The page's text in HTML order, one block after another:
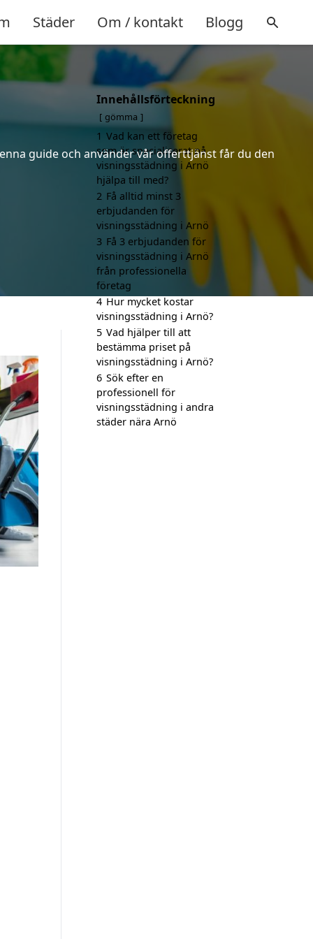
Städer Om / kontakt Blogg
guide och använder vår offerttjänst får du den
Innehållsförteckning
gömma
1 Vad kan ett företag
som är specialiserat på
visningsstädning i Arnö
hjälpa till med?
2 Få alltid minst 3
erbjudanden för
visningsstädning i Arnö
3 Få 3 erbjudanden för
visningsstädning i Arnö
från professionella
företag
4 Hur mycket kostar
visningsstädning i Arnö?
5 Vad hjälper till att
bestämma priset på
visningsstädning i Arnö?
6 Sök efter en
professionell för
visningsstädning i andra
städer nära Arnö